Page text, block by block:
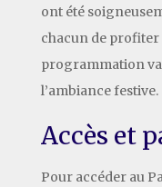
ont été
chacun de
programmation
l’ambiance festive.
Accès et
Pour accéder au